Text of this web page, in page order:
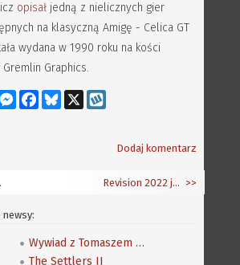
opisał jedną z nielicznych gier
na klasyczną Amigę - Celica GT
wydana w 1990 roku na kości
Graphics.
WhatsAppMessenger
FacebookBluesky
Dodaj komentarz
Revision 2022 już za kilka dni >>
Wywiad z Tomaszem Cechowskim, autorem gry Zdrajca
The Settlers II